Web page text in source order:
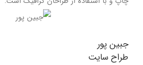
جبین پور
طراح سایت